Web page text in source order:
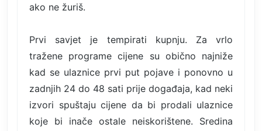
ako ne žuriš.
Prvi savjet je tempirati kupnju. Za vrlo
tražene programe cijene su obično najniže
kad se ulaznice prvi put pojave i ponovno u
zadnjih 24 do 48 sati prije događaja, kad neki
izvori spuštaju cijene da bi prodali ulaznice
koje bi inače ostale neiskorištene. Sredina